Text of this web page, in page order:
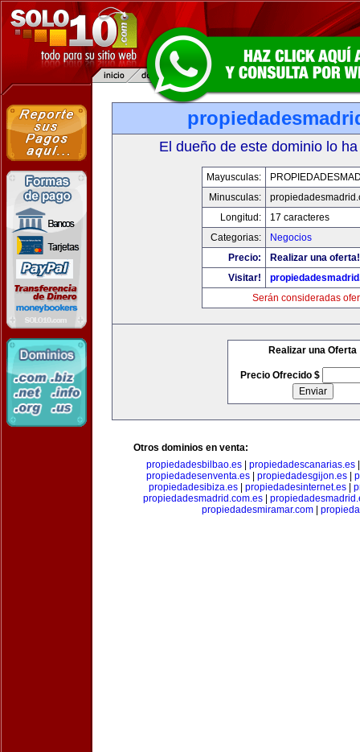
El dueño de este dominio lo
Mayusculas:
Minusculas:
Longitud:
17 caracteres
Categorias:
Negocios
Precio:
Realizar una oferta!
Visitar!
Serán consideradas
Realizar una Oferta
Precio Ofrecido $
Otros dominios en venta:
propiedadesbilbao.es| propiedadescanarias.es
propiedadesenventa.es
propiedadesgijon.es
propiedadesibiza.es
propiedadesinternet.es
propiedadesmadrid.com.es
propiedadesmiramar.com